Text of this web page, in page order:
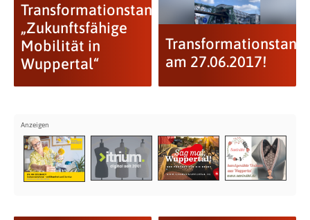
Transformationstandem
„Zukunftsfähige
Mobilität in
Wuppertal“
am 27.06.2017!